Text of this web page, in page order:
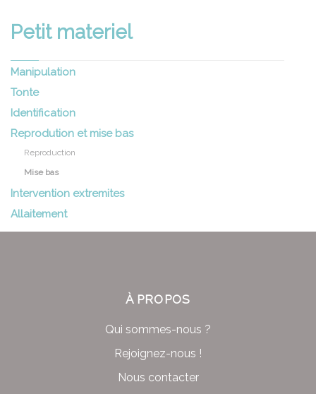
Petit materiel
Manipulation
Tonte
Identification
Reprodution et mise bas
Reproduction
Mise bas
Intervention extremites
Allaitement
À PROPOS
Qui sommes-nous ?
Rejoignez-nous !
Nous contacter